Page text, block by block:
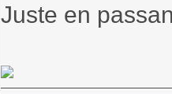
Juste en